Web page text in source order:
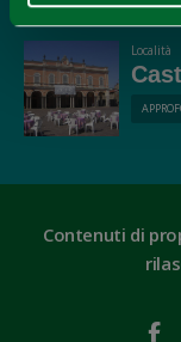
Località
Contenuti di